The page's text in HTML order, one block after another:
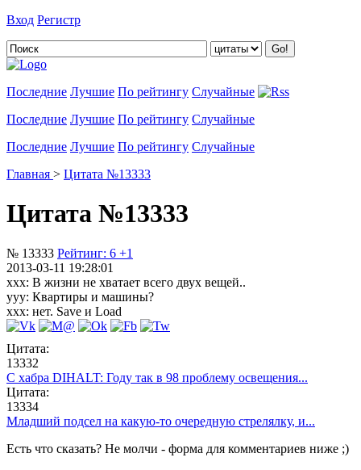
Вход Регистр
Последние Лучшие По рейтингу Случайные
Последние Лучшие По рейтингу Случайные
Последние Лучшие По рейтингу Случайные
Главная > Цитата №13333
Цитата №13333
№ 13333 Рейтинг: 6 +1
2013-03-11 19:28:01
xxx: В жизни не хватает всего двух вещей..
yyy: Квартиры и машины?
xxx: нет. Save и Load
Цитата:
13332
C хабра DIHALT: Году так в 98 проблему освещения...
Цитата:
13334
Младший подсел на какую-то очередную стрелялку, и...
Есть что сказать? Не молчи - форма для комментариев ниже ;)